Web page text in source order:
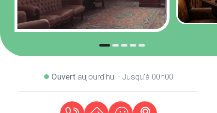
Ouvertaujourd'hui - Jusqu'à 00h00